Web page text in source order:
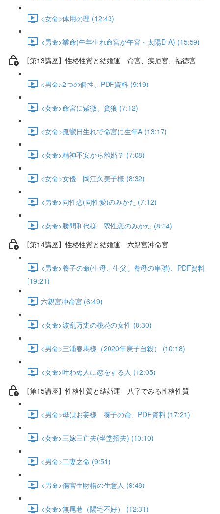
<女命>体用の理 (12:43)
<男命>業命(午年生れ命宮が午宮・太陽D-A) (15:59)
【第13講座】性格性質と結婚運 命宮、疾厄宮、福徳宮
<男命>2つの個性、PDF資料 (9:19)
<女命>命宮に紫微、貪狼 (7:12)
<女命>孤鸞日生れで命宮に生年A (13:17)
<女命>精神不安から離婚？ (7:08)
<女命>女優 岡江久美子様 (8:32)
<男命>同性恋(同性愛)のみかた (7:12)
<女命>勝間和代様 双性恋のみかた (8:34)
【第14講座】性格性質と結婚運 六親宮冲命宮
<男命>養子の命(生母、生父、養母の串聯)、PDF資料
(19:21)
六親宮冲命宮 (6:49)
<女命>波乱万丈の桃花の女性 (8:30)
<男命>三浦春馬様（2020年庚子自殺） (10:18)
<女命>叶わぬ人に恋をする人 (12:05)
【第15講座】性格性質と結婚運 八字でみる性格性質
<男命>母はお妾様 養子の命、PDF資料 (17:21)
<女命>三嫁三亡夫(坐堂招夫) (10:10)
<男命>二妻之命 (9:51)
<男命>傷官生財格の生意人 (9:48)
<女命>無尾巷（陽宅不好） (12:31)